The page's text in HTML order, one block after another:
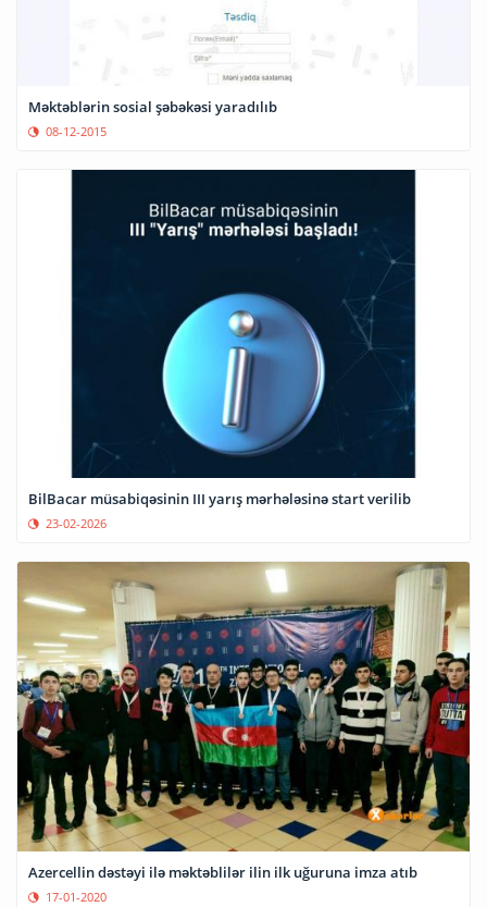
Məktəblərin sosial şəbəkəsi yaradılıb
08-12-2015
BilBacar müsabiqəsinin III yarış mərhələsinə start verilib
23-02-2026
Azercellin dəstəyi ilə məktəblilər ilin ilk uğuruna imza atıb
17-01-2020